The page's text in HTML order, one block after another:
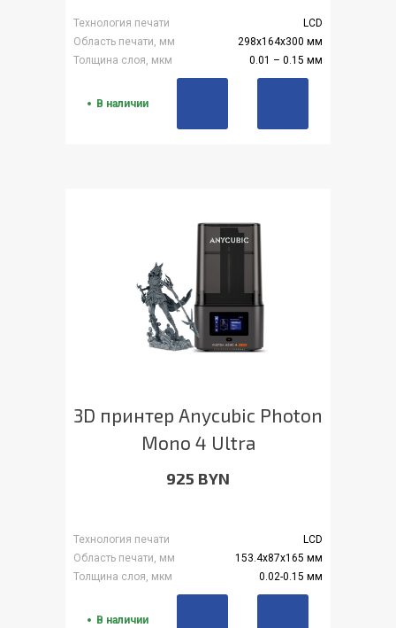
Технология печати
LCD
Область печати, мм
298x164x300 мм
Толщина слоя, мкм
0.01 – 0.15 мм
В наличии
3D принтер Anycubic Photon
Mono 4 Ultra
925 BYN
Технология печати
LCD
Область печати, мм
153.4x87x165 мм
Толщина слоя, мкм
0.02-0.15 мм
В наличии